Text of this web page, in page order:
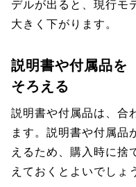
デルが出ると、現行モ
大きく下がります。
説明書や付属品を
そろえる
説明書や付属品は、合
ます。説明書や付属品
えるため、購入時に捨
えておくとよいでしょ